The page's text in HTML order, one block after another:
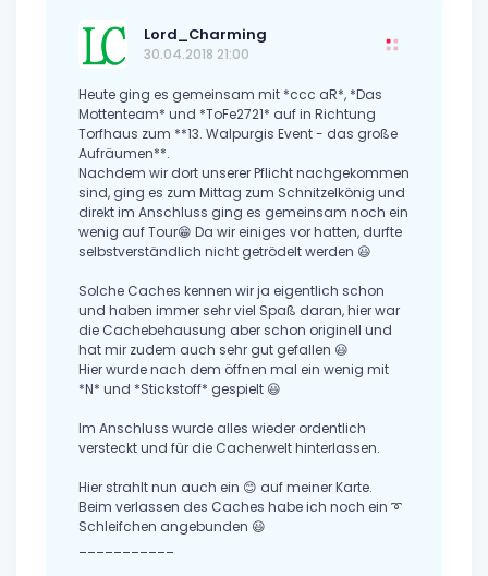
Lord_Charming
30.04.2018 21:00
Heute ging es gemeinsam mit *ccc aR*, *Das
Mottenteam* und *ToFe2721* auf in Richtung
Torfhaus zum **13. Walpurgis Event - das große
Aufräumen**.
Nachdem wir dort unserer Pflicht nachgekommen
sind, ging es zum Mittag zum Schnitzelkönig und
direkt im Anschluss ging es gemeinsam noch ein
wenig auf Tour😁 Da wir einiges vor hatten, durfte
selbstverständlich nicht getrödelt werden 😃
Solche Caches kennen wir ja eigentlich schon
und haben immer sehr viel Spaß daran, hier war
die Cachebehausung aber schon originell und
hat mir zudem auch sehr gut gefallen 😃
Hier wurde nach dem öffnen mal ein wenig mit
*N* und *Stickstoff* gespielt 😃
Im Anschluss wurde alles wieder ordentlich
versteckt und für die Cacherwelt hinterlassen.
Hier strahlt nun auch ein 😊 auf meiner Karte.
Beim verlassen des Caches habe ich noch ein ➰
Schleifchen angebunden 😃